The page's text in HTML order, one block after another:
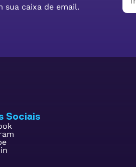
sua caixa de email.
Sociais